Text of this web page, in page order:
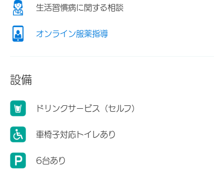
生活習慣病に関する相談
オンライン服薬指導
設備
ドリンクサービス（セルフ）
車椅子対応トイレあり
6台あり